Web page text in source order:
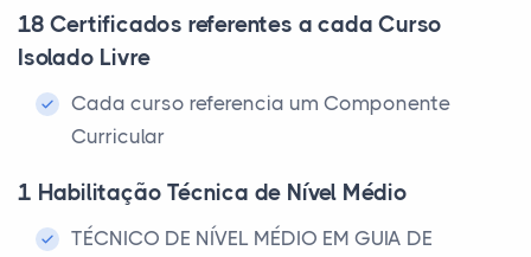
18 Certificados referentes a cada Curso
Isolado Livre
Cada curso referencia um Componente
Curricular
1 Habilitação Técnica de Nível Médio
TÉCNICO DE NÍVEL MÉDIO EM GUIA DE